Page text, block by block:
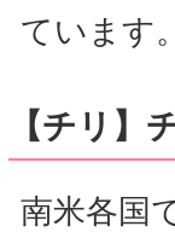
ています
【チリ】
南米各国